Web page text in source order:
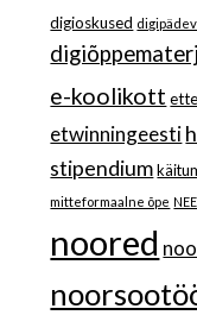
digioskused
e-koolikott
etwinningeesti
stipendium
mitteformaalne õpe
noored